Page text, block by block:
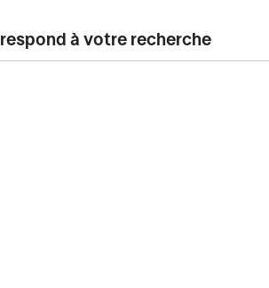
à votre recherche